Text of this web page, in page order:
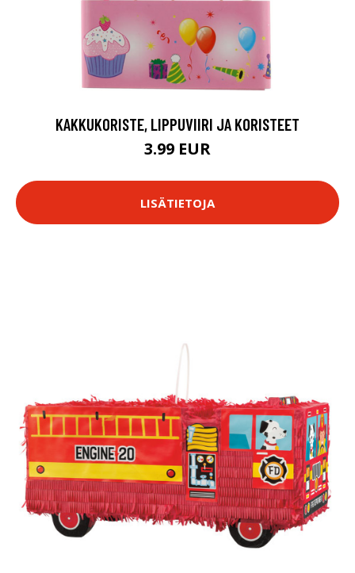
KAKKUKORISTE, LIPPUVIIRI JA KORISTEET
3.99 EUR
LISÄTIETOJA